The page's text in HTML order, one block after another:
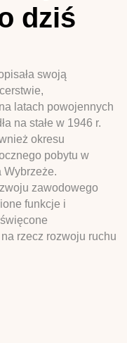
dziś
swoją
latach powojennych
na stałe w 1946 r.
okresu
pobytu w
Wybrzeże.
zawodowego
funkcje i
rzecz rozwoju ruchu